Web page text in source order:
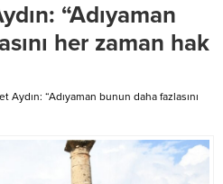
“Adıyaman
her zaman hak
Aydın: “Adıyaman bunun daha fazlasını